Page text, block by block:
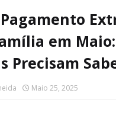
em
Precisam
Maio 25, 2025